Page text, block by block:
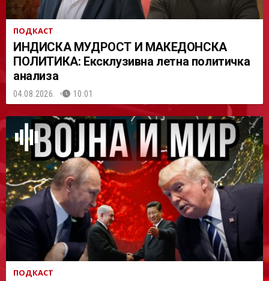
ПОДКАСТ
ИНДИСКА МУДРОСТ И МАКЕДОНСКА
ПОЛИТИКА: Ексклузивна летна политичка
анализа
04.08.2026. 10:01
ПОДКАСТ